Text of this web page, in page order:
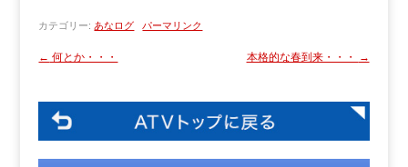
カテゴリー: あなログ パーマリンク
← 何とか・・・ 本格的な春到来・・・ →